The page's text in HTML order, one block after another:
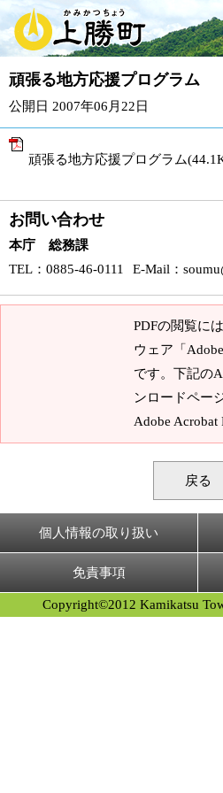
頑張る地方応援プログラム
公開日 2007年06月22日
頑張る地方応援プログラム
お問い合わせ
本庁 総務課
TEL ：0885-46-0111 E-Mail ：
PDFの閲覧に
ウェア「
です。下記の
ンロードペー
Adobe Acrobat
戻る
個人情報の取り扱い
免責事項
Copyright©2012 Kamikatsu